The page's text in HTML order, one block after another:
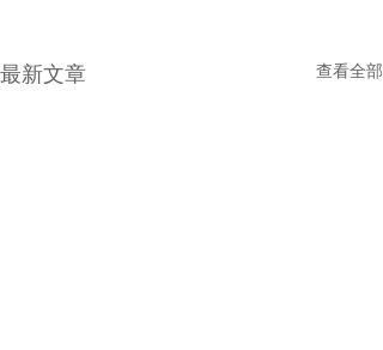
最新文章 查看全部